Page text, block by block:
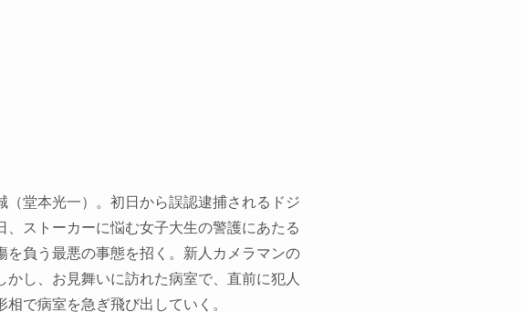
堂本光一）。初日から誤認逮捕されるドジ
ストーカーに悩む女子大生の警護にあたる
負う最悪の事態を招く。新人カメラマンの
し、お見舞いに訪れた病室で、直前に犯人
で病室を急ぎ飛び出していく。